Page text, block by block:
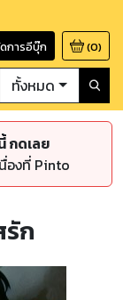
การอีบุ๊ก (0)
ทั้งหมด
กดเลย
องที่ Pinto
ก